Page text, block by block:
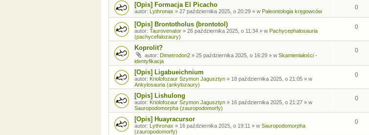
[Opis] Formacja El Picacho
autor: Lythronax » 27 października 2025, o 20:29 » w Paleontologia kręgowców
0
[Opis] Brontotholus (brontotol)
autor: Taurovenator » 26 października 2025, o 11:34 » w Pachycephalosauria
(pachycefalozaury)
0
Koprolit?
autor: Dimetrodon2 » 25 października 2025, o 16:29 » w Skamieniałości -
identyfikacja
0
[Opis] Ligabueichnium
autor: Kriolofozaur Szymon Jagusztyn » 18 października 2025, o 21:05 » w
Ankylosauria (ankylozaury)
0
[Opis] Lishulong
autor: Kriolofozaur Szymon Jagusztyn » 16 października 2025, o 21:27 » w
Sauropodomorpha (zauropodomorfy)
0
[Opis] Huayracursor
autor: Lythronax » 16 października 2025, o 19:11 » w Sauropodomorpha
(zauropodomorfy)
0